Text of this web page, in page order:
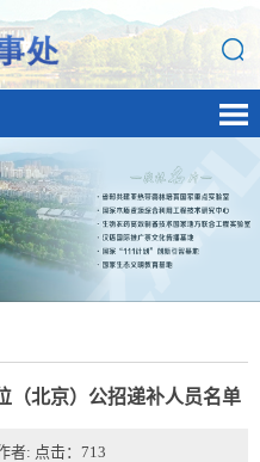
（北京）公招递补人员名单
者: 点击： 713